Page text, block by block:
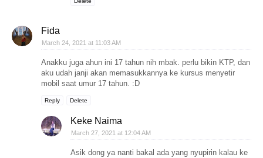
Fida
March 24, 2021 at 11:03 AM
Anakku juga ahun ini 17 tahun nih mbak. perlu bikin KTP, dan
aku udah janji akan memasukkannya ke kursus menyetir
mobil saat umur 17 tahun. :D
Reply Delete
Keke Naima
March 27, 2021 at 12:04 AM
Asik dong ya nanti bakal ada yang nyupirin kalau ke